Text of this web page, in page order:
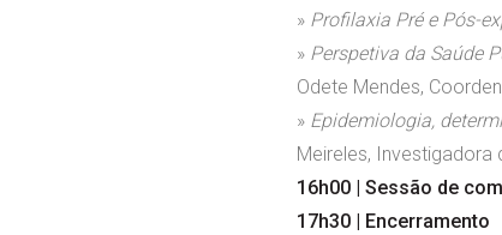
» Profilaxia Pré e Pós-
» Perspetiva da Saúde
Odete Mendes,
» Epidemiologia,
Meireles,
16h00 | Sessão de
17h30 | Encerramento